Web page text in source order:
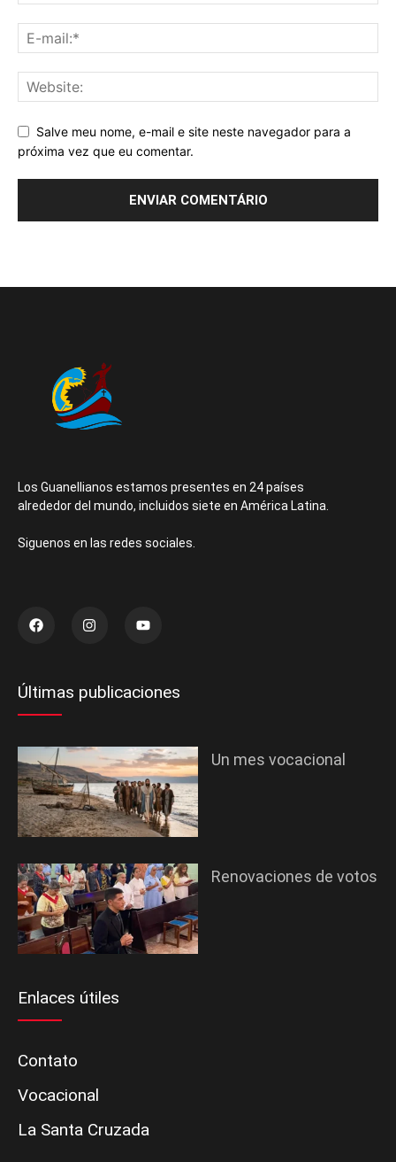
Salve meu nome, e-mail e site neste navegador para a
próxima vez que eu comentar.
Los Guanellianos estamos presentes en 24 países
alrededor del mundo, incluidos siete en América Latina.
Siguenos en las redes sociales.
Últimas publicaciones
Un mes vocacional
Renovaciones de votos
Enlaces útiles
Contato
Vocacional
La Santa Cruzada